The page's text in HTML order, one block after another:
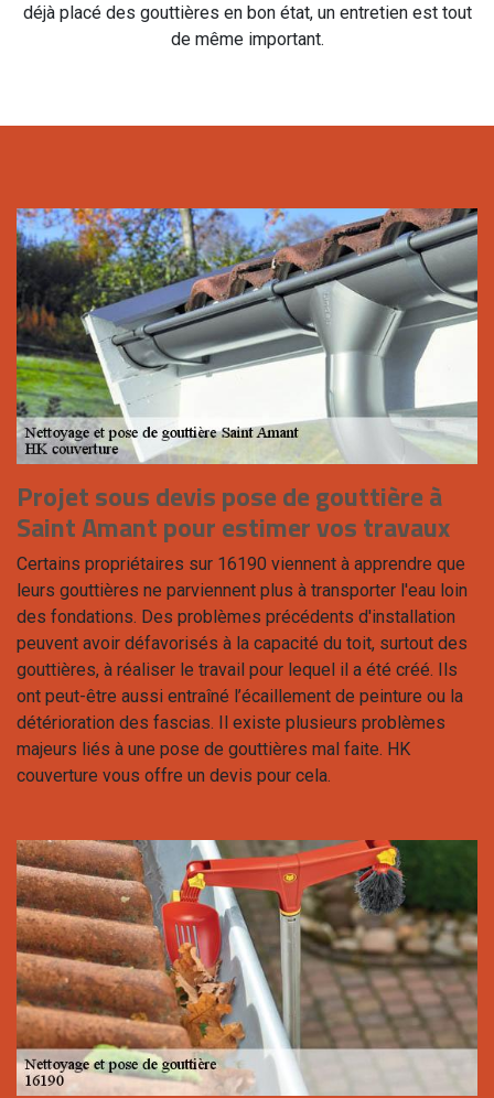
déjà placé des gouttières en bon état, un entretien est tout
de même important.
Projet sous devis pose de gouttière à
Saint Amant pour estimer vos travaux
Certains propriétaires sur 16190 viennent à apprendre que
leurs gouttières ne parviennent plus à transporter l'eau loin
des fondations. Des problèmes précédents d'installation
peuvent avoir défavorisés à la capacité du toit, surtout des
gouttières, à réaliser le travail pour lequel il a été créé. Ils
ont peut-être aussi entraîné l’écaillement de peinture ou la
détérioration des fascias. Il existe plusieurs problèmes
majeurs liés à une pose de gouttières mal faite. HK
couverture vous offre un devis pour cela.